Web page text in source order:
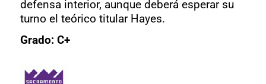
defensa interior, aunque deberá esperar su
turno el teórico titular Hayes.
Grado: C+